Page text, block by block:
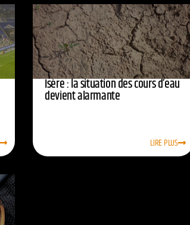
Isère : la situation des cours d’eau
devient alarmante
LIRE PLUS